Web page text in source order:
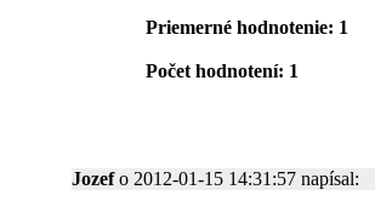
Priemerné hodnotenie: 1
Počet hodnotení: 1
Jozefo 2012-01-15 14:31:57 napísal: